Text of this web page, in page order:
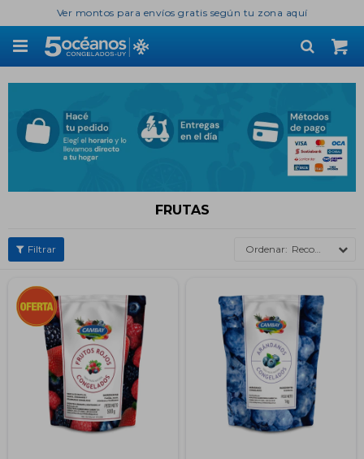
Ver montos para envíos gratis según tu zona aquí

FRUTAS
Recomendados